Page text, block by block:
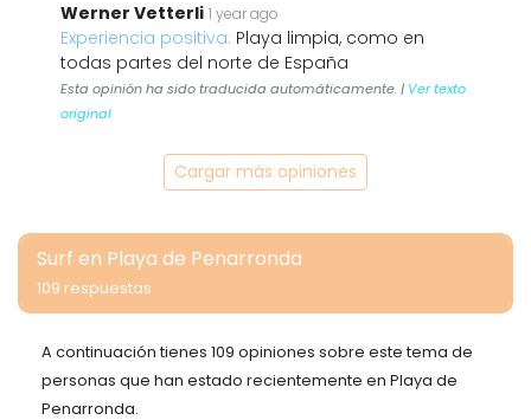
Werner Vetterli 1 year ago
Experiencia positiva: Playa limpia, como en
todas partes del norte de España
Esta opinión ha sido traducida automáticamente. | Ver texto
original
Cargar más opiniones
Surf en Playa de Penarronda
109 respuestas
A continuación tienes 109 opiniones sobre este tema de
personas que han estado recientemente en Playa de
Penarronda.